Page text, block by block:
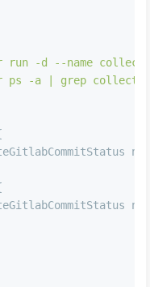
run -d --name
ps -a | grep collect-